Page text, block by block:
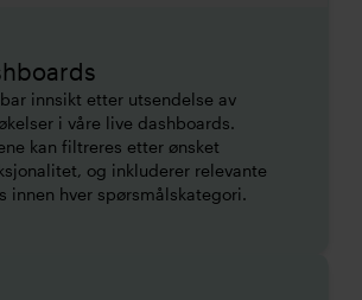
innsikt etter utsendelse av
i våre live dashboards.
kan filtreres etter ønsket
og inkluderer relevante
innen hver spørsmålskategori.